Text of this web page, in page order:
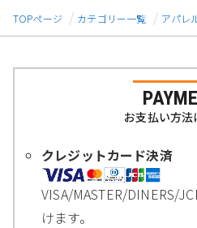
TOPページ
カテゴリー一覧 アパレ
お支払い方法
クレジットカード決済
VISA/MASTER/DINERS/
けます。